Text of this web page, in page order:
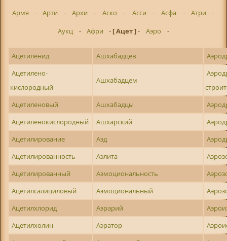
Армя
- Арти - Архи - Аско - Асси - Асфа - Атри
-
Аукц
- Афри - [ Ацет ]- Аэро -
Ацетиленид Ашхабадцев
Ацетилено-
кислородный
Ашхабадцем
Ацетиленовый
Ашхабадцы
Ацетиленокислородный
Ашхарский
Ацетилирование
Аэд
Ацетилированность
Аэлита
Ацетилированный
Аэмоциональность
Ацетилсалициловый
Аэмоциональный
Ацетилхлорид
Аэрарий
Ацетилхолин
Аэратор